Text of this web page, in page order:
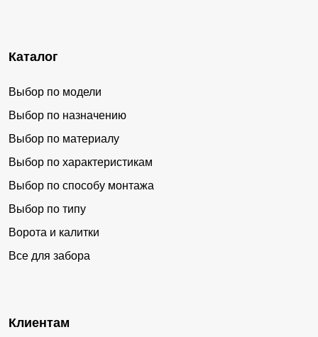
Каталог
Выбор по модели
Выбор по назначению
Выбор по материалу
Выбор по характеристикам
Выбор по способу монтажа
Выбор по типу
Ворота и калитки
Все для забора
Клиентам